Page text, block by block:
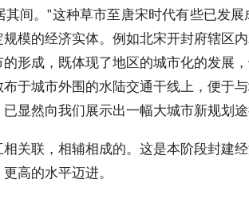
间。”这种草市至唐宋时代有些已发
模的经济实体。例如北宋开封府辖区
形成，既体现了地区的城市化的发展
于城市外围的水陆交通干线上，便于
显然向我们展示出一幅大城市新规划
相关联，相辅相成的。这是本阶段封建
高的水平迈进。